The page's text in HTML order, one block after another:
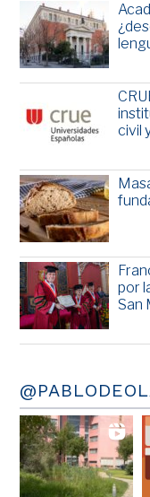
civil
por
San